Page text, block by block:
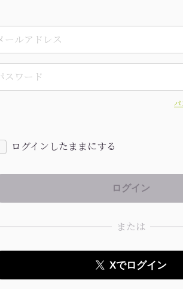
パ
ログインしたままにする
または
Xでログイン